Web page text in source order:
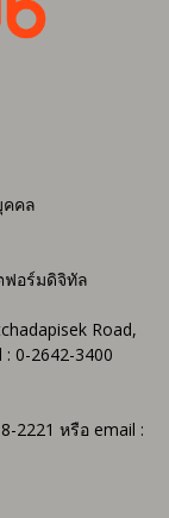
คล
ฟอร์มดิจิทัล
Road,
0-2642-3400
2221 หรือ email :